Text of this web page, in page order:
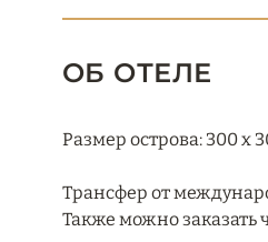
ОБ ОТЕЛЕ
Размер острова: 300 x
Трансфер от
Также можно заказать